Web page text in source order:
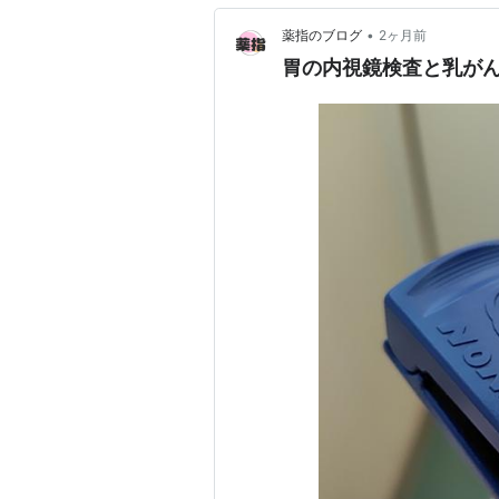
薬指のブログ • 2ヶ月前
胃の内視鏡検査と乳が